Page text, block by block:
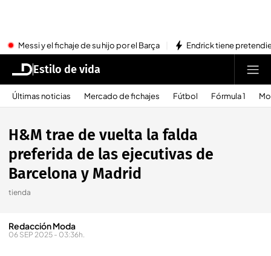
Messi y el fichaje de su hijo por el Barça Endrick tiene
Estilo de vida
Últimas noticias Mercado de fichajes Fútbol Fórmula 1
H&M trae de vuelta la falda
preferida de las ejecutivas de
Barcelona y Madrid
tienda
Redacción Moda
06 SEP 2025 - 03:36h.